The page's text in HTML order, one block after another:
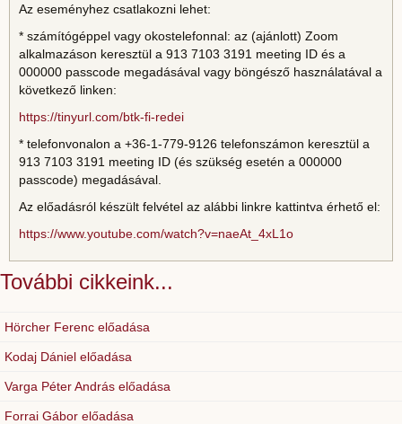
Az eseményhez csatlakozni lehet:
* számítógéppel vagy okostelefonnal: az (ajánlott) Zoom
alkalmazáson keresztül a 913 7103 3191 meeting ID és a
000000 passcode megadásával vagy böngésző használatával a
következő linken:
https://tinyurl.com/btk-fi-redei
* telefonvonalon a +36-1-779-9126 telefonszámon keresztül a
913 7103 3191 meeting ID (és szükség esetén a 000000
passcode) megadásával.
Az előadásról készült felvétel az alábbi linkre kattintva érhető el:
https://www.youtube.com/watch?v=naeAt_4xL1o
További cikkeink...
Hörcher Ferenc előadása
Kodaj Dániel előadása
Varga Péter András előadása
Forrai Gábor előadása